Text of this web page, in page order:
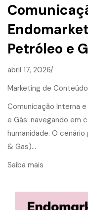
Petróleo e
abril 17, 2026/
Marketing de Conteúdo
Comunicação Interna
e Gás: navegando em
humanidade. O
& Gas)…
Saiba mais